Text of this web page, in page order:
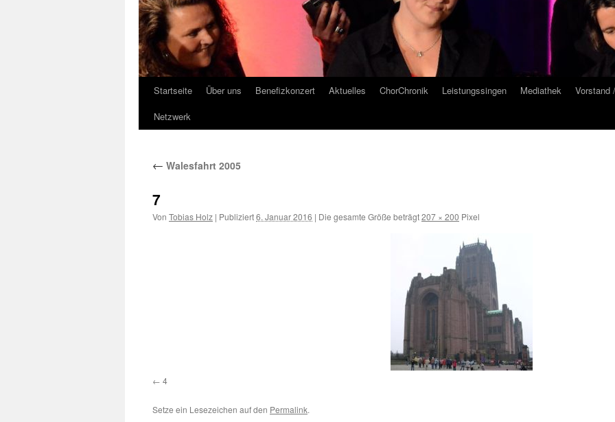
Springe
zum
Startseite Über uns Benefizkonzert Aktuelles ChorChronik Leistungssingen Mediathek
Vorstand
Netzwerk
← Walesfahrt 2005
7
Von Tobias Holz | Publiziert6. Januar 2016 | Die gesamte Größe beträgt207 × 200 Pixel
4
Setze ein Lesezeichen auf den Permalink.